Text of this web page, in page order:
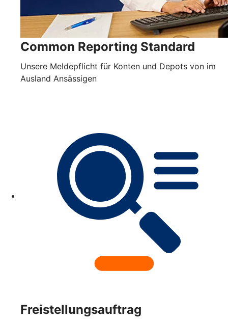
Common Reporting Standard
Unsere Meldepflicht für Konten und Depots von im
Ausland Ansässigen
Freistellungsauftrag